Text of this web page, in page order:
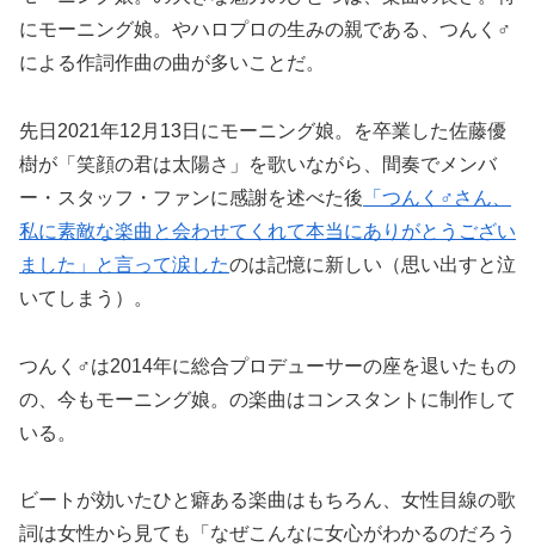
にモーニング娘。やハロプロの生みの親である、つんく♂
による作詞作曲の曲が多いことだ。
先日2021年12月13日にモーニング娘。を卒業した佐藤優
樹が「笑顔の君は太陽さ」を歌いながら、間奏でメンバ
ー・スタッフ・ファンに感謝を述べた後 「つんく♂さん、
私に素敵な楽曲と会わせてくれて本当にありがとうござい
ました」と言って涙したのは記憶に新しい（思い出すと泣
いてしまう）。
つんく♂は2014年に総合プロデューサーの座を退いたもの
の、今もモーニング娘。の楽曲はコンスタントに制作して
いる。
ビートが効いたひと癖ある楽曲はもちろん、女性目線の歌
詞は女性から見ても「なぜこんなに女心がわかるのだろう